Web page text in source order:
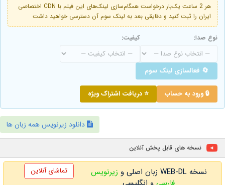
هر 2 ساعت یک‌بار درخواست همگام‌سازی لینک‌های این فیلم با CDN اختصاصی
ایران را ثبت کنید و دقایقی بعد به لینک سوم آن دسترسی خواهید داشت
نوع صدا: کیفیت:
🔄 فعالسازی لینک سوم
🔒 ورود به حساب ⭐ دریافت اشتراک ویژه
دانلود زیرنویس همه زبان ها
نسخه های قابل پخش آنلاین
نسخه WEB-DL زبان اصلی و
زیرنویس
تماشای آنلاین